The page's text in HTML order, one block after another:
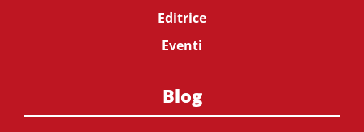
Editrice
Eventi
Blog